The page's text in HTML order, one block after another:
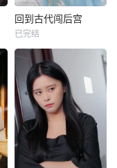
回到古代闯后宫
已完结